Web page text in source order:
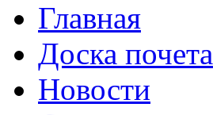
Главная
Доска почета
Новости